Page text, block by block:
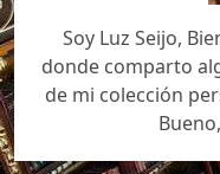
Soy Luz Seijo,
donde comparto
de mi colección